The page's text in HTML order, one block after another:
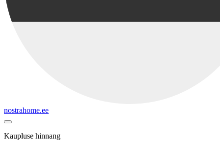
nostrahome.ee
Kaupluse hinnang